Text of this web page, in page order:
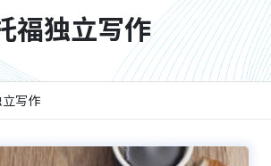
福独立写作
写作